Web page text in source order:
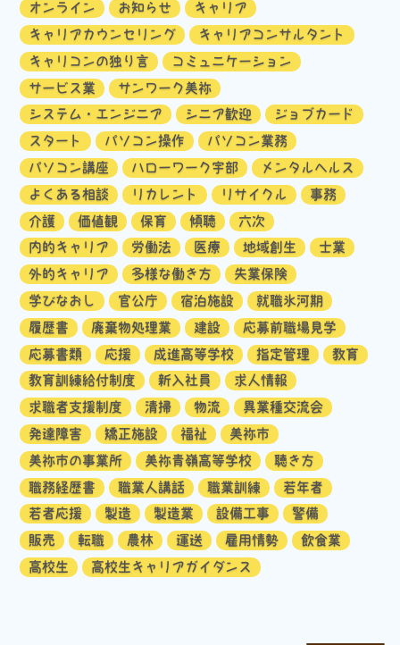
オンライン
お知らせ
キャリア
キャリアカウンセリング
キャリアコンサルタント
キャリコンの独り言
コミュニケーション
サービス業
サンワーク美祢
システム・エンジニア
シニア歓迎
ジョブカード
スタート
パソコン操作
パソコン業務
パソコン講座
ハローワーク宇部
メンタルヘルス
よくある相談
リカレント リサイクル
事務
介護
価値観 保育 傾聴
六次
内的キャリア
労働法 医療 地域創生
士業
外的キャリア
多様な働き方
失業保険
学びなおし
官公庁 宿泊施設
就職氷河期
履歴書
廃棄物処理業 建設
応募前職場見学
応募書類
応援 成進高等学校 指定管理
教育
教育訓練給付制度
新入社員
求人情報
求職者支援制度
清掃 物流
異業種交流会
発達障害
矯正施設 福祉
美祢市
美祢市の事業所
美祢青嶺高等学校
聴き方
職務経歴書
職業人講話 職業訓練
若年者
若者応援
製造 製造業 設備工事
警備
販売
転職 農林 運送 雇用情勢
飲食業
高校生
高校生キャリアガイダンス